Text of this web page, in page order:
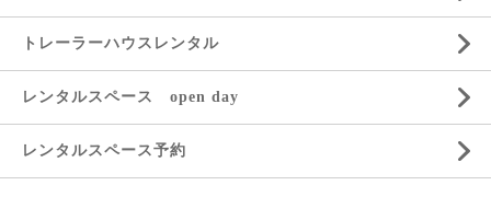
トレーラーハウスレンタル
レンタルスペース open day
レンタルスペース予約